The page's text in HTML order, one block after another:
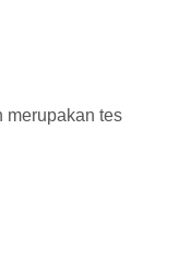
merupakan tes